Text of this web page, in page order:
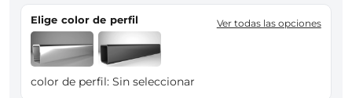
Elige color de perfil Ver todas las opciones
color de perfil: Sin seleccionar